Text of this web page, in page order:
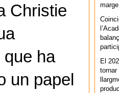
Christie
que ha
un papel
El